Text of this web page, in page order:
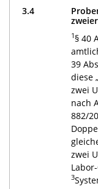
3.4
1 § 40
39
diese
zwei
nach
882/
zwei
3